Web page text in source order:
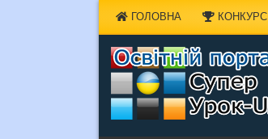
ГОЛОВНА КОНКУРС